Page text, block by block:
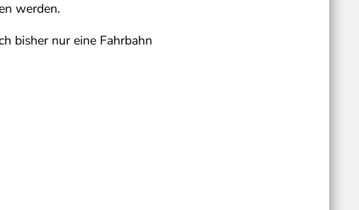
werden.
bisher nur eine Fahrbahn